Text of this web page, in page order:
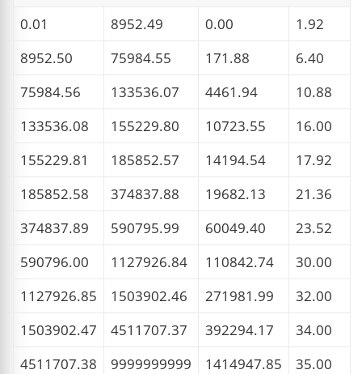
0.01
8952.49 0.00
1.92
8952.50
75984.55 171.88
6.40
75984.56
133536.07 4461.94
10.88
133536.08
155229.80 10723.55
16.00
155229.81
185852.57 14194.54
17.92
185852.58
374837.88 19682.13
21.36
374837.89
590795.99 60049.40
23.52
590796.00
1127926.84 110842.74
30.00
1127926.85
1503902.46 271981.99
32.00
1503902.47
4511707.37 392294.17
34.00
4511707.38
9999999999 1414947.85 35.00